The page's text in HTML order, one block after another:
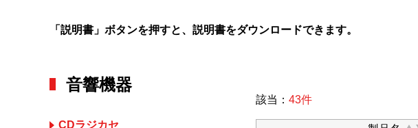
「説明書」ボタンを押すと、説明書をダウンロードできます。
音響機器
CDラジカセ
該当： 43件